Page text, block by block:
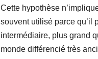
Cette hypothèse
souvent utilisé parce qu’il
intermédiaire, plus grand
monde différencié très